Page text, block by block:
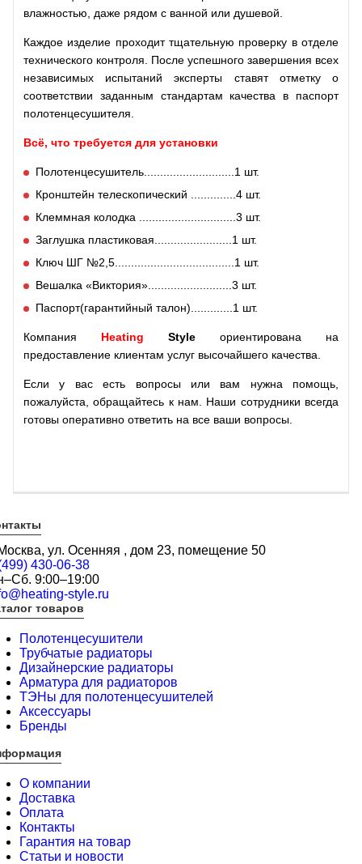
влажностью, даже рядом с ванной или душевой.
Каждое изделие проходит тщательную проверку в отделе
технического контроля. После успешного завершения всех
независимых испытаний эксперты ставят отметку о
соответствии заданным стандартам качества в паспорт
полотенцесушителя.
Всё, что требуется для установки
Полотенцесушитель............................1 шт.
Кронштейн телескопический ..............4 шт.
Клеммная колодка ..............................3 шт.
Заглушка пластиковая........................1 шт.
Ключ ШГ №2,5.....................................1 шт.
Вешалка «Виктория»..........................3 шт.
Паспорт(гарантийный талон).............1 шт.
Компания Heating Style ориентирована на
предоставление клиентам услуг высочайшего качества.
Если у вас есть вопросы или вам нужна помощь,
пожалуйста, обращайтесь к нам. Наши сотрудники всегда
готовы оперативно ответить на все ваши вопросы.
ул. Осенняя , дом 23, помещение 50
430-06-38
9:00–19:00
style.ru
товаров
Полотенцесушители
Трубчатые радиаторы
Дизайнерские радиаторы
Арматура для радиаторов
ТЭНы для полотенцесушителей
Аксессуары
Бренды
О компании
Доставка
Оплата
Контакты
Гарантия на товар
Статьи и новости